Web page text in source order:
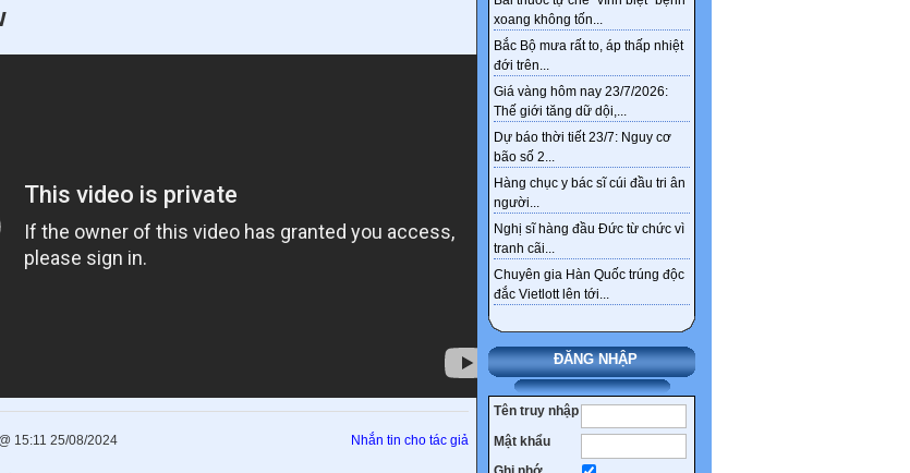
chính sách nghỉ hưu trước
tuổi theo Nghị định 178
xoang không tốn...
Bắc Bộ mưa rất to, áp thấp nhiệt
đới trên...
Giá vàng hôm nay 23/7/2026:
Thế giới tăng dữ dội,...
Dự báo thời tiết 23/7: Nguy cơ
bão số 2...
Hàng chục y bác sĩ cúi đầu tri ân
người...
Nghị sĩ hàng đầu Đức từ chức vì
tranh cãi...
Chuyên gia Hàn Quốc trúng độc
đắc Vietlott lên tới...
ĐĂNG NHẬP
Tên truy nhập
Mật khẩu
Nhắn tin cho tác giả
@ 15:11 25/08/2024